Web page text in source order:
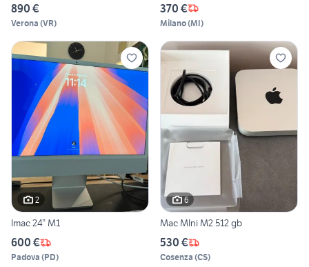
890 €
Verona (VR)
370 €
Milano(MI)
2
Imac 24” M1
600 €
Padova (PD)
6
Mac MIni M2 512 gb
530 €
Cosenza (CS)